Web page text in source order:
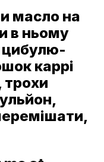
масло на
в ньому
цибулю-
каррі
трохи